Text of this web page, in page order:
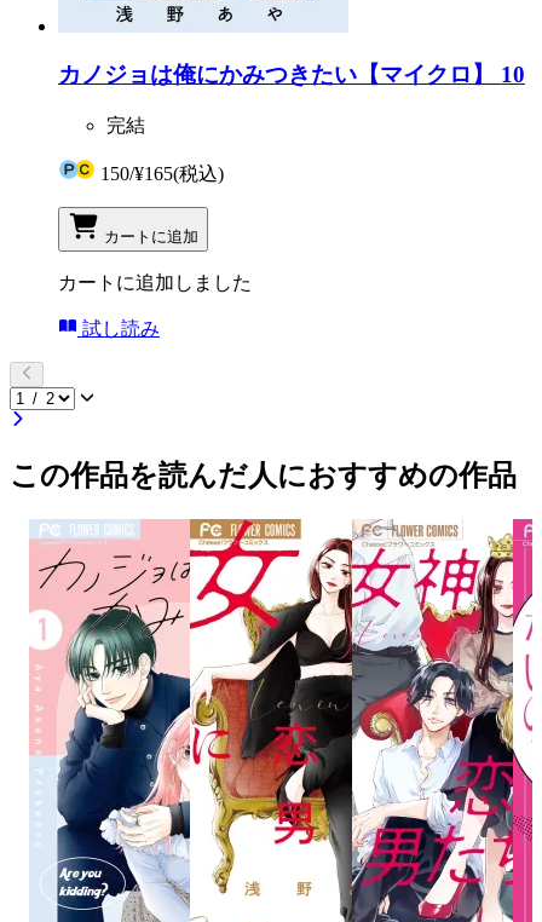
カノジョは俺にかみつきたい【マイクロ】 10
完結
150/¥165(税込)
カートに追加
カートに追加しました
試し読み
この作品を読んだ人におすすめの作品